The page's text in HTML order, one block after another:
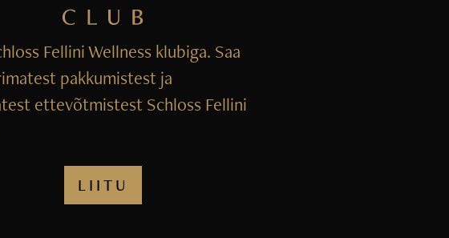
Fellini Wellness klubiga. Saa
pakkumistest ja
ettevõtmistest Schloss Fellini
LIITU